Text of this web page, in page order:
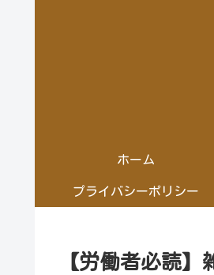
ホーム
プライバシーポリシー
【労働者必読